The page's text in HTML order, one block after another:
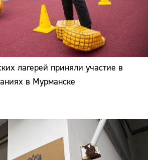
лагерей приняли участие в
в Мурманске